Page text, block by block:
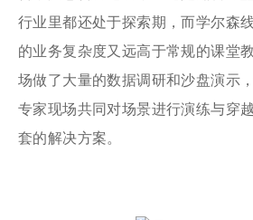
行业里都还处于探索期，而学尔森
的业务复杂度又远高于常规的课堂
场做了大量的数据调研和沙盘演示
专家现场共同对场景进行演练与穿
套的解决方案。